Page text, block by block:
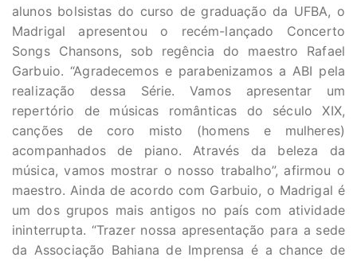
alunos bolsistas do curso de graduação da UFBA, o
Madrigal apresentou o recém-lançado Concerto
Songs Chansons, sob regência do maestro Rafael
Garbuio. “Agradecemos e parabenizamos a ABI pela
realização dessa Série. Vamos apresentar um
repertório de músicas românticas do século XIX,
canções de coro misto (homens e mulheres)
acompanhados de piano. Através da beleza da
música, vamos mostrar o nosso trabalho”, afirmou o
maestro. Ainda de acordo com Garbuio, o Madrigal é
um dos grupos mais antigos no país com atividade
ininterrupta. “Trazer nossa apresentação para a sede
da Associação Bahiana de Imprensa é a chance de